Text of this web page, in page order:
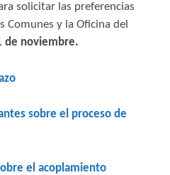
solicitar las preferencias
Comunes y la Oficina del
de noviembre.
sobre el proceso de
el acoplamiento